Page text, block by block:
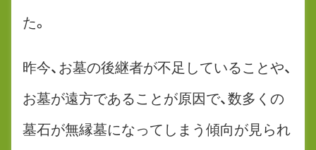
た。
昨今、お墓の後継者が不足していることや、
お墓が遠方であることが原因で、数多くの
墓石が無縁墓になってしまう傾向が見られ